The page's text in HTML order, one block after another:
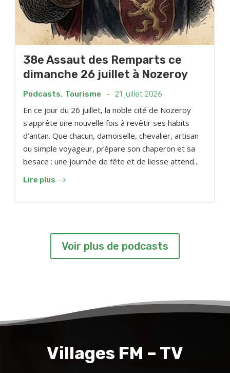
38e Assaut des Remparts ce
dimanche 26 juillet à Nozeroy
Podcasts, Tourisme - 21 juillet 2026
En ce jour du 26 juillet, la noble cité de Nozeroy
s’apprête une nouvelle fois à revêtir ses habits
d’antan. Que chacun, damoiselle, chevalier, artisan
ou simple voyageur, prépare son chaperon et sa
besace : une journée de fête et de liesse attend...
Lire plus
Voir plus de podcasts
Villages FM – TV